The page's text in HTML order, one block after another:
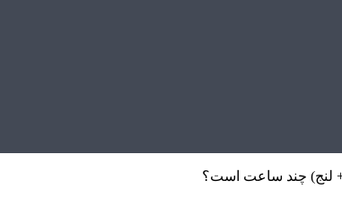
+ لنج) چند ساعت است؟